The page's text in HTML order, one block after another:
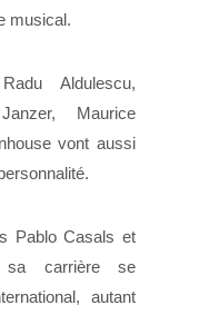
musical.
Aldulescu,
Maurice
vont aussi
Pablo Casals et
sa carrière se
autant